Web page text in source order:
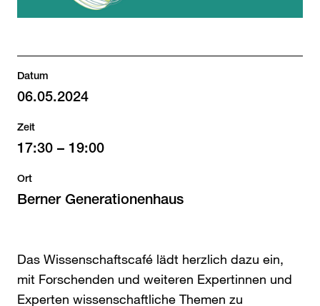
Datum
06.05.2024
Zeit
17:30 – 19:00
Ort
Berner Generationenhaus
Das Wissenschaftscafé lädt herzlich dazu ein,
mit Forschenden und weiteren Expertinnen und
Experten wissenschaftliche Themen zu